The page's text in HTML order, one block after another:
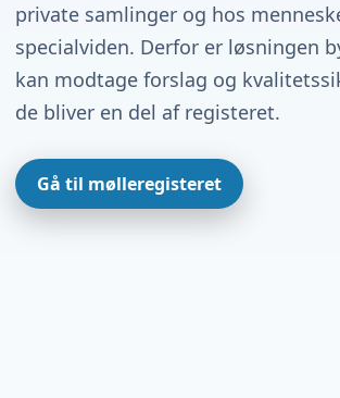
private samlinger og hos
specialviden. Derfor er løsningen
kan modtage forslag og
de bliver en del af registeret.
Gå til mølleregisteret